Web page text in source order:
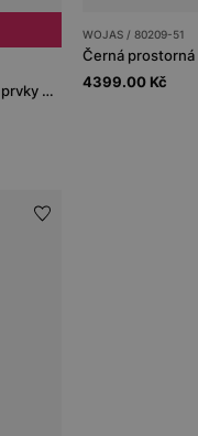
Šedo-černá taška na notebook s koženými prvky RELAKS
WOJAS / 80209-51
Černá prostorná
4399.00 Kč